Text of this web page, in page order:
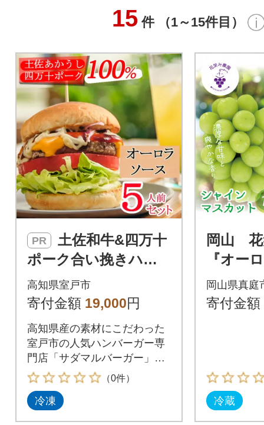
15 件 （1～15件目）
PR
ポーク合い挽きハン
バーガーセット【オ
ーロラソース】【5人
高知県室戸市
寄付金額 19,000円
高知県産の素材にこだわった
室戸市の人気ハンバーガー専
門店「サダマルバーガー」よ
りお届けします。
（0件）
冷凍
岡山 花
『オー
シャイ
ト』
岡山県真庭
寄付金額
冷蔵